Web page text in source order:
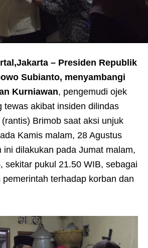
– Presiden Republik
Subianto, menyambangi
Kurniawan, pengemudi ojek
tewas akibat insiden dilindas
Brimob saat aksi unjuk
Kamis malam, 28 Agustus
ini dilakukan pada Jumat malam,
sekitar pukul 21.50 WIB, sebagai
terhadap korban dan